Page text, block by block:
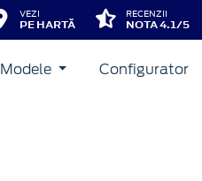
VEZI
PE HARTĂ
RECENZII
NOTA 4.1/5
Modele Configurator